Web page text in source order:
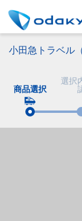
小田急トラベル
商品選択
選択